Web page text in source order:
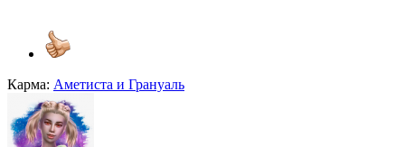
Карма: Аметиста и Грануаль